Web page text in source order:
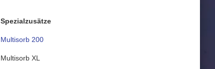
Spezialzusätze
Multisorb 200
Multisorb XL